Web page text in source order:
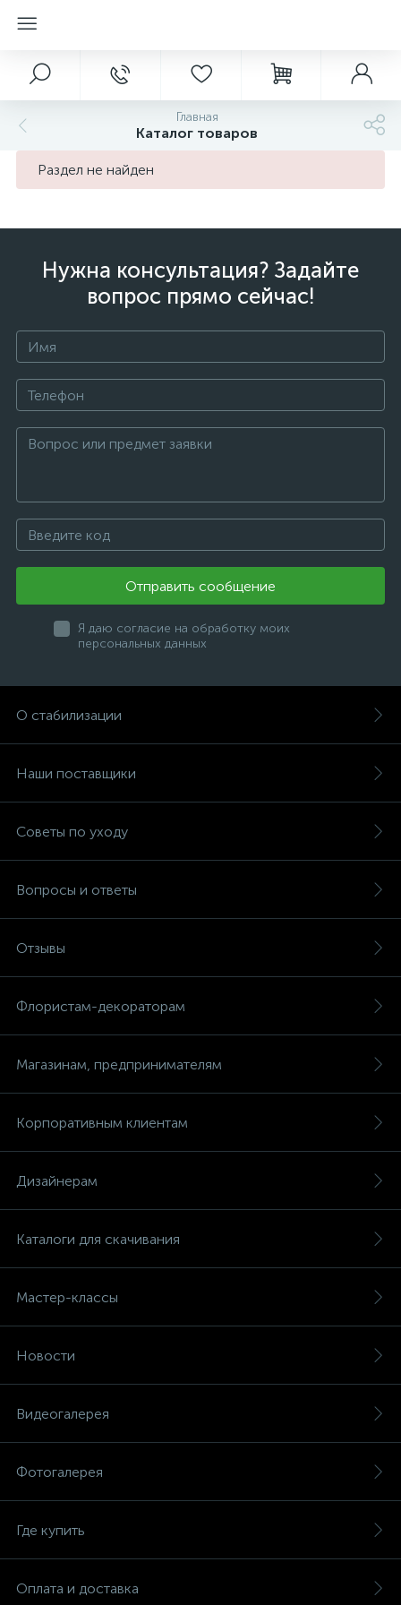
Главная
Каталог товаров
Раздел не найден
Нужна консультация? Задайте
вопрос прямо сейчас!
Отправить сообщение
Я даю согласие на обработку моих
персональных данных
О стабилизации
Наши поставщики
Советы по уходу
Вопросы и ответы
Отзывы
Флористам-декораторам
Магазинам, предпринимателям
Корпоративным клиентам
Дизайнерам
Каталоги для скачивания
Мастер-классы
Новости
Видеогалерея
Фотогалерея
Где купить
Оплата и доставка